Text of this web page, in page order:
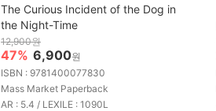
The Curious Incident of the Dog in
the Night-Time
12,900원
47% 6,900원
ISBN : 9781400077830
Mass Market Paperback
AR : 5.4 / LEXILE : 1090L